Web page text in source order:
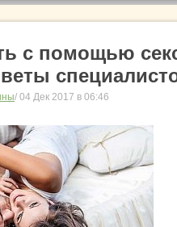
с помощью
/ 04 Дек 2017 в 06:46